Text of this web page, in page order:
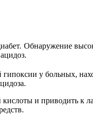
Обнаружение
гипоксии у больных,
и приводить к